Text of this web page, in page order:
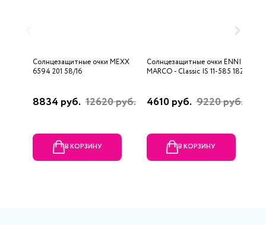
Солнцезащитные очки MEXX
6594 201 58/16
8834 руб. 12620 руб.
В КОРЗИНУ
Солнцезащитные очки ENNI
MARCO - Classic IS 11-585 18Z
4610 руб. 9220 руб.
В КОРЗИНУ